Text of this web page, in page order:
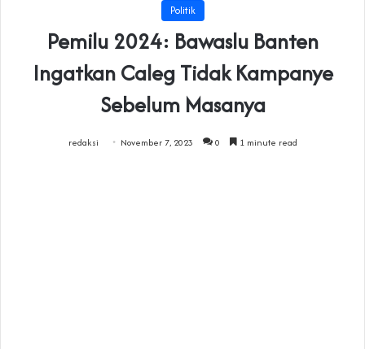
Politik
Pemilu 2024: Bawaslu Banten
Ingatkan Caleg Tidak Kampanye
Sebelum Masanya
redaksi November 7, 2023 0 1 minute read